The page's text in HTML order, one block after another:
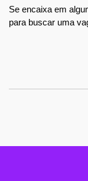
Se encaixa em
para buscar uma